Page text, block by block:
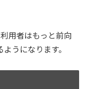
用者はもっと前向
うになります。